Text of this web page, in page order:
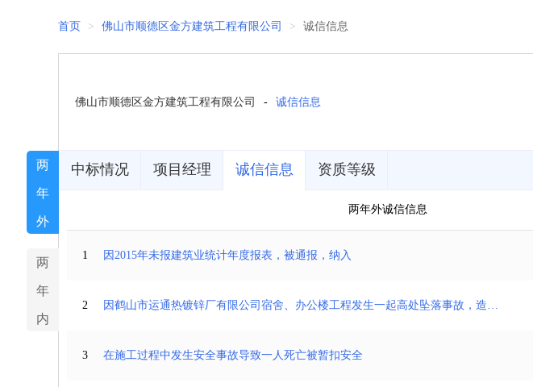
首页 > 佛山市顺德区金方建筑工程有限公司 > 诚信信息
佛山市顺德区金方建筑工程有限公司 - 诚信信息
两
年
外
两
年
内
中标情况 项目经理 诚信信息 资质等级
两年外诚信信息
1 因2015年未报建筑业统计年度报表，被通报，纳入
2 因鹤山市运通热镀锌厂有限公司宿舍、办公楼工程发生一起高处坠落事故，造成一人死亡，被通报，自2008年7月22日起一年内，不得在鹤山
3 在施工过程中发生安全事故导致一人死亡被暂扣安全